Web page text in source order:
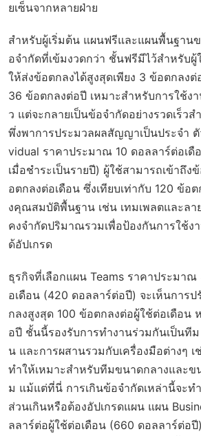
ยเซ็นจากหลายฝ่าย
สำหรับผู้เริ่มต้น แผนฟรีและแผนพื้นฐาน
อจำกัดที่เข้มงวดกว่า ชั้นฟรีมีไว้สำหรับ
ให้ส่งข้อตกลงได้สูงสุดเพียง 3 ข้อตกลงต่
36 ข้อตกลงต่อปี เหมาะสำหรับการใช้ง
ว แต่จะกลายเป็นข้อจำกัดอย่างรวดเร็ว
พึ่งพาการประมวลผลสัญญาเป็นประจำ ตั
vidual ราคาประมาณ 10 ดอลลาร์ต่อเดื
เมื่อชำระเป็นรายปี) ผู้ใช้สามารถเข้าถึง
อตกลงต่อเดือน ซึ่งเทียบเท่ากับ 120 ข้อ
งคุณสมบัติพื้นฐาน เช่น เทมเพลตและลา
คงจำกัดปริมาณรวมเพื่อป้องกันการใช้ง
ด้อัปเกรด
ธุรกิจที่เลือกแผน Teams ราคาประมา
อเดือน (420 ดอลลาร์ต่อปี) จะเห็นการ
กลงสูงสุด 100 ข้อตกลงต่อผู้ใช้ต่อเดือน
อปี ชั้นนี้รองรับการทำงานร่วมกันเป็นที
น และการผสานรวมกับเครื่องมือต่างๆ
ทำให้เหมาะสำหรับทีมขนาดกลางและข
ม แม้แต่ที่นี่ การเกินข้อจำกัดเหล่านี้จะท
ส่วนเกินหรือต้องอัปเกรดแผน แผน
ลลาร์ต่อผู้ใช้ต่อเดือน (660 ดอลลาร์ต่อ